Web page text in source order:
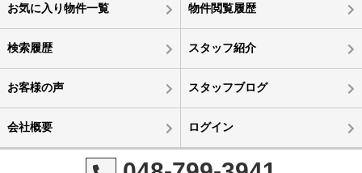
お気に入り物件一覧 物件閲覧履歴
検索履歴 スタッフ紹介
お客様の声 スタッフブログ
会社概要 ログイン